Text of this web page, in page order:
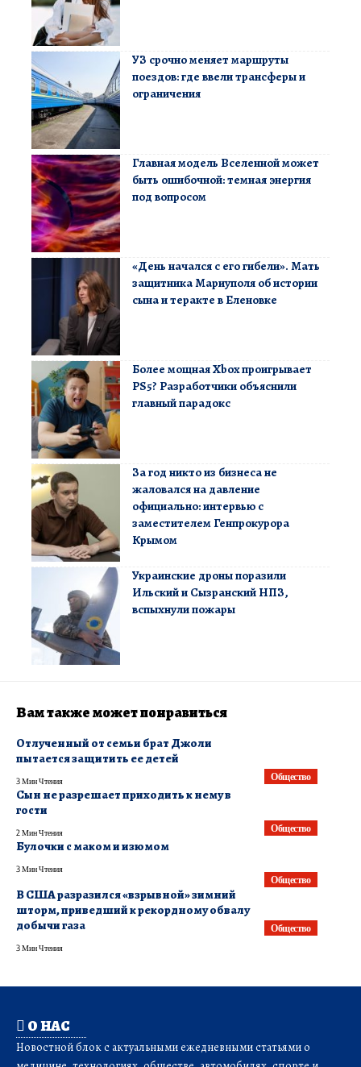
УЗ срочно меняет маршруты
поездов: где ввели трансферы и
ограничения
Главная модель Вселенной может
быть ошибочной: темная энергия
под вопросом
«День начался с его гибели». Мать
защитника Мариуполя об истории
сына и теракте в Еленовке
Более мощная Xbox проигрывает
PS5? Разработчики объяснили
главный парадокс
За год никто из бизнеса не
жаловался на давление
официально: интервью с
заместителем Генпрокурора
Крымом
Украинские дроны поразили
Ильский и Сызранский НПЗ,
вспыхнули пожары
Вам также может понравиться
Общество
Отлученный от семьи брат Джоли
пытается защитить ее детей
3 Мин Чтения
Общество
Сын не разрешает приходить к нему в
гости
2 Мин Чтения
Общество
Булочки с маком и изюмом
3 Мин Чтения
Общество
В США разразился «взрывной» зимний
шторм, приведший к рекордному обвалу
добычи газа
3 Мин Чтения
О НАС
Новостной блок с актуальными ежедневными статьями о